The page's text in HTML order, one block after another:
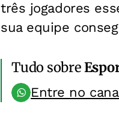
três jogadores
sua equipe
Tudo sobre
Entre no